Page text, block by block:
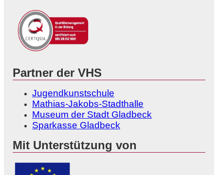
Partner der VHS
Jugendkunstschule
Mathias-Jakobs-Stadthalle
Museum der Stadt Gladbeck
Sparkasse Gladbeck
Mit Unterstützung von